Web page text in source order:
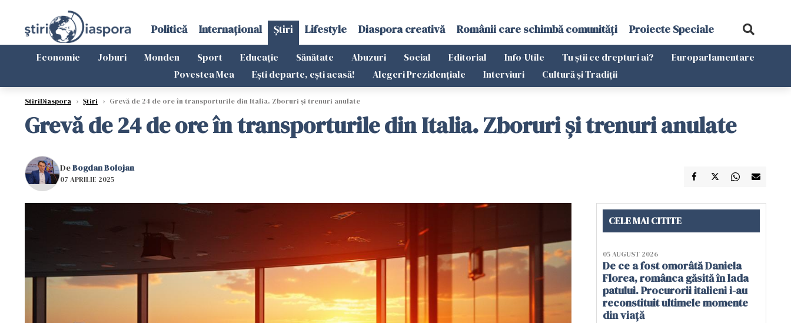
Politică Internațional Știri Lifestyle Diaspora creativă Românii care schimbă comunități Proiecte Speciale
Economie Joburi Monden Sport Educație Sănătate Abuzuri Social Editorial Info-Utile Tu știi ce drepturi ai?
Europarlamentare
Povestea Mea
Ești departe, ești acasă! Alegeri Prezidențiale Interviuri Cultură și Tradiții
StiriDiaspora › Știri › Grevă de 24 de ore în transporturile din Italia. Zboruri și trenuri anulate
Grevă de 24 de ore în transporturile din Italia. Zboruri și trenuri anulate
DeBogdan Bolojan
07 APRILIE 2025
CELE MAI CITITE
05 AUGUST 2026
De ce a fost omorâtă Daniela
Florea, românca găsită în lada
patului. Procurorii italieni i-au
reconstituit ultimele momente
din viață